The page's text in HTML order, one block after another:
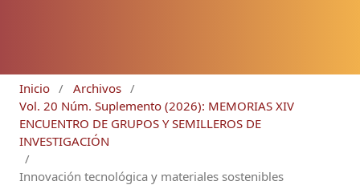
Inicio / Archivos /
Vol. 20 Núm. Suplemento (2026): MEMORIAS XIV
ENCUENTRO DE GRUPOS Y SEMILLEROS DE
INVESTIGACIÓN
/
Innovación tecnológica y materiales sostenibles